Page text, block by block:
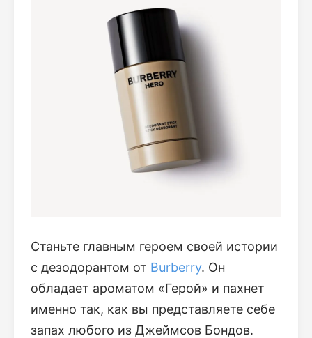
Станьте главным героем своей истории
с дезодорантом от Burberry. Он
обладает ароматом «Герой» и пахнет
именно так, как вы представляете себе
запах любого из Джеймсов Бондов.